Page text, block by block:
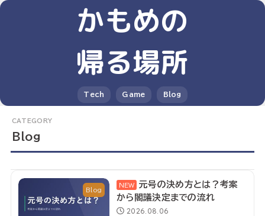
かもめの
帰る場所
Tech Game Blog
Blog
Blog
元号の決め方とは？考案
から閣議決定までの流れ
2026.08.06